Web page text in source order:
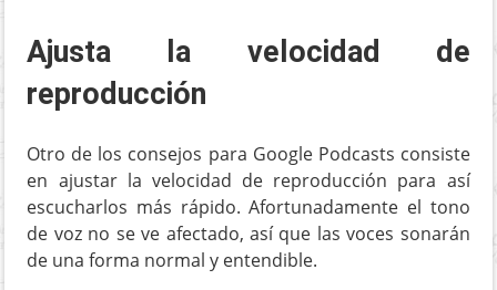
Ajusta la velocidad de
reproducción
Otro de los consejos para Google Podcasts consiste
en ajustar la velocidad de reproducción para así
escucharlos más rápido. Afortunadamente el tono
de voz no se ve afectado, así que las voces sonarán
de una forma normal y entendible.